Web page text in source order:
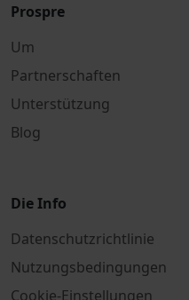
Prospre
Um
Partnerschaften
Unterstützung
Blog
Die Info
Datenschutzrichtlinie
Nutzungsbedingungen
Cookie-Einstellungen